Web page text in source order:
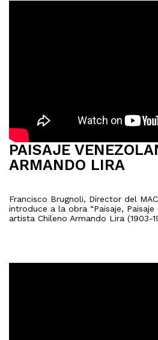
PAISAJE
ARMANDO LIRA
Francisco Brugnoli, Director del
introduce a la obra “Paisaje, Paisaje
artista Chileno Armando Lira (1903-